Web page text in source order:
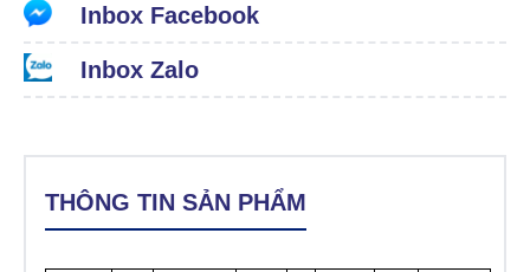
Inbox Facebook
Inbox Zalo
THÔNG TIN SẢN PHẨM